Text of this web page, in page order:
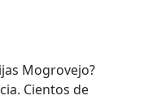
Mogrovejo?
Cientos de